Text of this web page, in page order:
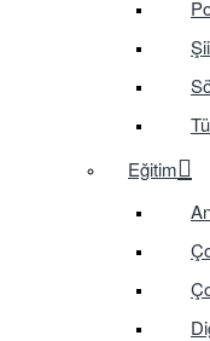
Eğitim